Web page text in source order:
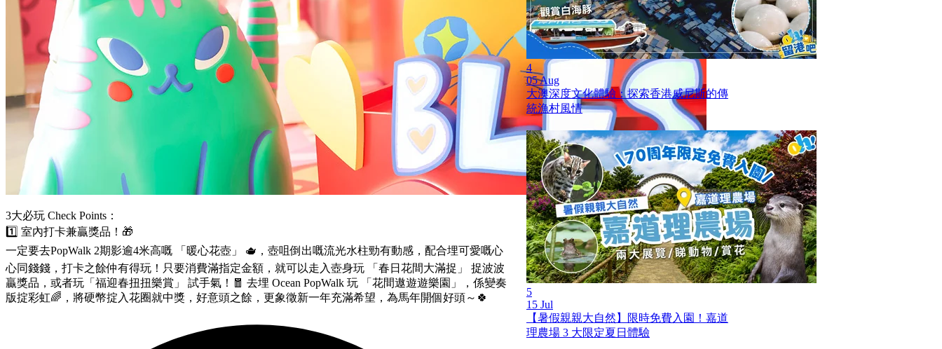
3大必玩 Check Points：
1️⃣ 室內打卡兼贏獎品！🎁
一定要去PopWalk 2期影逾4米高嘅 「暖心花壺」 🫖，壺咀倒出嘅流光水柱勁有動感，配合埋可愛嘅心
心同錢錢，打卡之餘仲有得玩！只要消費滿指定金額，就可以走入壺身玩 「春日花間大滿捉」 捉波波
贏獎品，或者玩「福迎春扭扭樂賞」 試手氣！🧧 去埋 Ocean PopWalk 玩 「花間遨遊遊樂園」，係變奏
版掟彩虹🌈，將硬幣掟入花圈就中獎，好意頭之餘，更象徵新一年充滿希望，為馬年開個好頭～🍀
4
05 Aug
大澳深度文化體驗：探索香港威尼斯的傳
統漁村風情
5
15 Jul
【暑假親親大自然】限時免費入園！嘉道
理農場 3 大限定夏日體驗